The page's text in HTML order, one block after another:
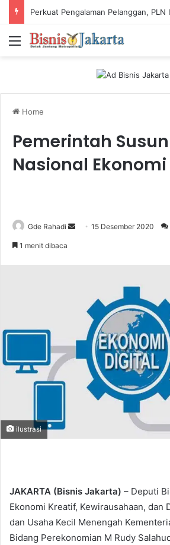
Menu
Home
Pemerintah
Nasional
Gde Rahadi
a
15 Desember 2020
1 menit dibaca
ilustrasi
JAKARTA (Bisnis Jakarta) – Deputi
Ekonomi Kreatif, Kewirausahaan, dan
dan Usaha Kecil Menengah
Bidang Perekonomian M Rudy